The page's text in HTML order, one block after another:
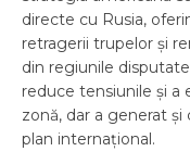
directe cu Rusia,
retragerii trupelor și
din regiunile
reduce tensiunile și a
zonă, dar a generat
plan internațional.